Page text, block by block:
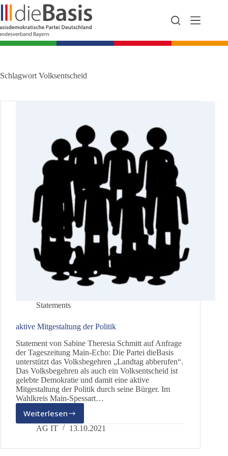
Zum
Inhalt
springen
Schlagwort Volksentscheid
Statements
aktive Mitgestaltung der Politik
Statement von Sabine Theresia Schmitt auf Anfrage
der Tageszeitung Main-Echo: Die Partei dieBasis
unterstützt das Volksbegehren „Landtag abberufen“.
Das Volksbegehren als auch ein Volksentscheid ist
gelebte Demokratie und damit eine aktive
Mitgestaltung der Politik durch seine Bürger. Im
Wahlkreis Main-Spessart…
Weiterlesen
aktive
Mitgestaltung
Politik
AG IT 13.10.2021